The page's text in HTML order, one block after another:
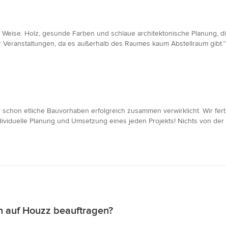
Holz, gesunde Farben und schlaue architektonische Planung,
da es außerhalb des Raumes kaum Abstellraum gibt.”
etliche Bauvorhaben erfolgreich zusammen verwirklicht. Wir
Planung und Umsetzung eines jeden Projekts! Nichts von der
auf Houzz beauftragen?